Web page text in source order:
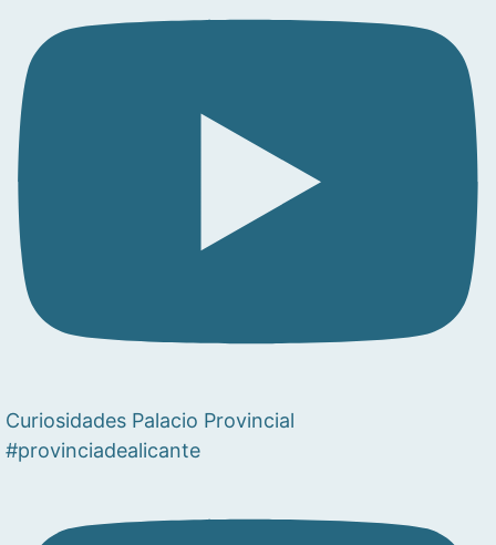
Curiosidades Palacio Provincial
#provinciadealicante